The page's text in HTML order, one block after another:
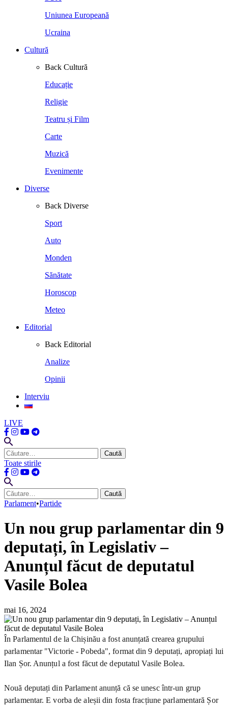
Uniunea Europeană
Ucraina
Cultură
Back Cultură
Educație
Religie
Teatru și Film
Carte
Muzică
Evenimente
Diverse
Back Diverse
Sport
Auto
Monden
Sănătate
Horoscop
Meteo
Editorial
Back Editorial
Analize
Opinii
Interviu
LIVE
Caută
după:
Toate stirile
Caută
după:
Parlament•Partide
Un nou grup parlamentar din 9
deputați, în Legislativ –
Anunțul făcut de deputatul
Vasile Bolea
mai 16, 2024
În Parlamentul de la Chișinău a fost anunțată crearea grupului
parlamentar "Victorie - Pobeda", format din 9 deputați, apropiați lui
Ilan Șor. Anunțul a fost făcut de deputatul Vasile Bolea.
Nouă deputați din Parlament anunță că se unesc într-un grup
parlamentar. E vorba de aleșii din fosta fracțiune parlamentară Șor